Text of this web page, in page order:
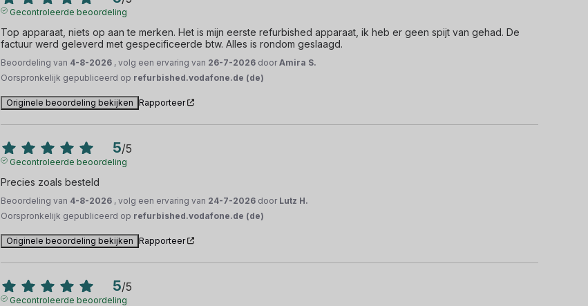
Gecontroleerde beoordeling
Top apparaat, niets op aan te merken. Het is mijn eerste refurbished apparaat, ik heb er geen spijt van gehad. De
factuur werd geleverd met gespecificeerde btw. Alles is rondom geslaagd.
Beoordeling van 4-8-2026 , volg een ervaring van 26-7-2026 doorAmira S.
Oorspronkelijk gepubliceerd op refurbished.vodafone.de (de)
Originele beoordeling bekijken Rapporteer
5/5
Gecontroleerde beoordeling
Precies zoals besteld
Beoordeling van 4-8-2026 , volg een ervaring van 24-7-2026 door Lutz H.
Oorspronkelijk gepubliceerd op refurbished.vodafone.de (de)
Originele beoordeling bekijken Rapporteer
5/5
Gecontroleerde beoordeling